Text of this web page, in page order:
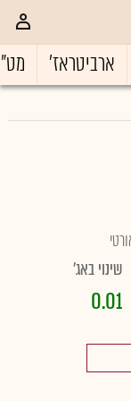
ארביטראז'
שינוי באג'
0.01